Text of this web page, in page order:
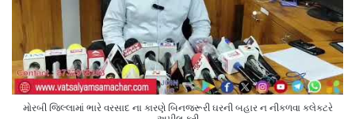
મોરબી જિલ્લામાં ભારે વરસાદ ના કારણે બિનજરૂરી ઘરની બહાર ન નીકળવા કલેક્ટરે